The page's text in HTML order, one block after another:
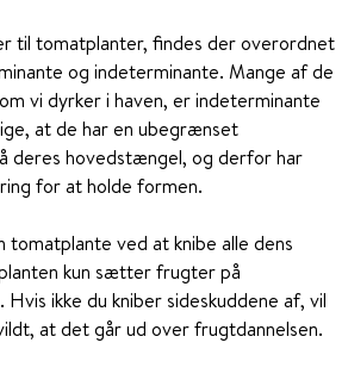
til tomatplanter, findes der overordnet
og indeterminante. Mange af de
vi dyrker i haven, er indeterminante
at de har en ubegrænset
deres hovedstængel, og derfor har
for at holde formen.
tomatplante ved at knibe alle dens
kun sætter frugter på
ikke du kniber sideskuddene af, vil
at det går ud over frugtdannelsen.